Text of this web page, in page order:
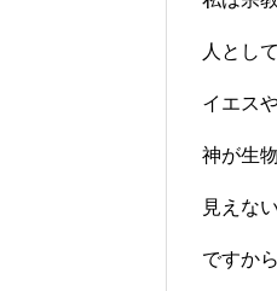
人とし
イエス
神が生
見えな
ですか